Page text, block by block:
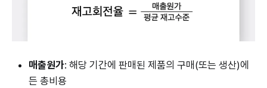
매출원가: 해당 기간에 판매된 제품의 구매(또는 생산)에
든 총비용